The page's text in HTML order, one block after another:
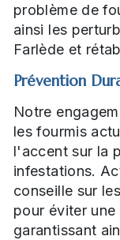
problème de
ainsi les
Farlède et
Prévention
Notre
les fourmis
l'accent sur la
infestations.
conseille sur
pour éviter
garantissant